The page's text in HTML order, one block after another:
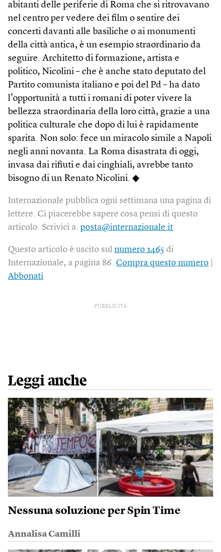
abitanti delle periferie di Roma che si ritrovavano
nel centro per vedere dei film o sentire dei
concerti davanti alle basiliche o ai monumenti
della città antica, è un esempio straordinario da
seguire. Architetto di formazione, artista e
politico, Nicolini – che è anche stato deputato del
Partito comunista italiano e poi del Pd – ha dato
l’opportunità a tutti i romani di poter vivere la
bellezza straordinaria della loro città, grazie a una
politica culturale che dopo di lui è rapidamente
sparita. Non solo: fece un miracolo simile a Napoli
negli anni novanta. La Roma disastrata di oggi,
invasa dai rifiuti e dai cinghiali, avrebbe tanto
bisogno di un Renato Nicolini. ◆
Internazionale pubblica ogni settimana una pagina di
lettere. Ci piacerebbe sapere cosa pensi di questo
articolo. Scrivici a: posta@internazionale.it
Questo articolo è uscito sul numero 1465 di
Internazionale, a pagina 86. Compra questo numero
Abbonati
PUBBLICITÀ
Leggi anche
Nessuna soluzione per Spin Time
Annalisa Camilli